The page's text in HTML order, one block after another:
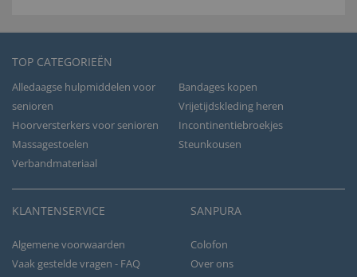
TOP CATEGORIEËN
Alledaagse hulpmiddelen voor
senioren
Bandages kopen
Vrijetijdskleding heren
Hoorversterkers voor senioren
Incontinentiebroekjes
Massagestoelen
Steunkousen
Verbandmateriaal
KLANTENSERVICE
Algemene voorwaarden
Vaak gestelde vragen - FAQ
SANPURA
Colofon
Over ons